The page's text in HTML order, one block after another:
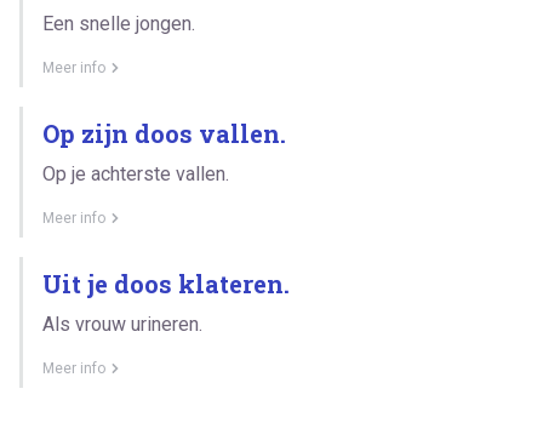
Een snelle jongen.
Meer info
Op zijn doos vallen.
Op je achterste vallen.
Meer info
Uit je doos klateren.
Als vrouw urineren.
Meer info